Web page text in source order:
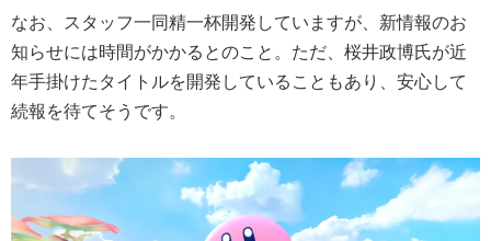
なお、スタッフ一同精一杯開発していますが、新情報のお
知らせには時間がかかるとのこと。ただ、桜井政博氏が近
年手掛けたタイトルを開発していることもあり、安心して
続報を待てそうです。